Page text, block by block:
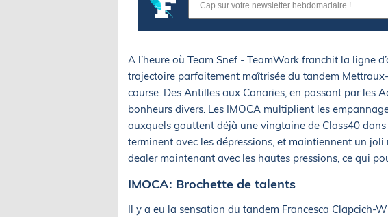
A l’heure où Team Snef - TeamWork franchit la ligne
trajectoire parfaitement maîtrisée du tandem
course. Des Antilles aux Canaries, en passant par les
bonheurs divers. Les IMOCA multiplient les
auxquels gouttent déjà une vingtaine de Class40
terminent avec les dépressions, et maintiennent un
dealer maintenant avec les hautes pressions, ce qui
IMOCA: Brochette de talents
Il y a eu la sensation du tandem Francesca Clapcich-